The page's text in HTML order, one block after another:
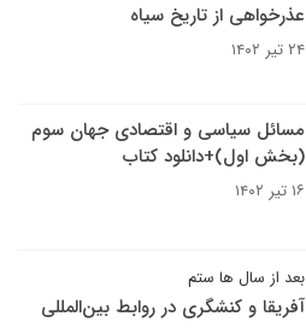
عذرخواهی از تاریخ سیاه
۲۴ تیر ۱۴۰۲
مسائل سیاسی و اقتصادی جهان سوم
(بخش اول)+دانلود کتاب
۱۶ تیر ۱۴۰۲
بعد از سال ها ستم
آفریقا و کنشگری در روابط بین‌المللی